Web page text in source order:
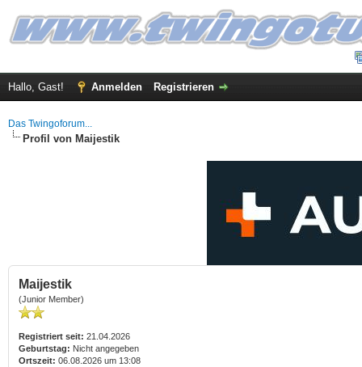
Hallo, Gast! Anmelden Registrieren
Das Twingoforum...
Profil von Maijestik
Maijestik
(Junior Member)
Registriert seit: 21.04.2026
Geburtstag: Nicht angegeben
Ortszeit: 06.08.2026 um 13:08